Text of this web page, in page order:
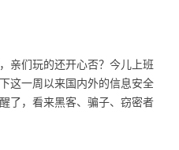
亲们玩的还开心否？今儿上班
这一周以来国内外的信息安全
了，看来黑客、骗子、窃密者